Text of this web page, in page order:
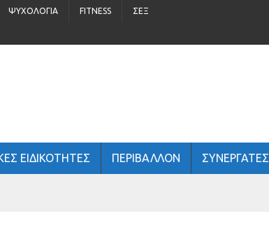
ΨΥΧΟΛΟΓΊΑ FITNESS ΣΈΞ
ΕΙΔΙΚΟΤΗΤΕΣ ΠΕΡΙΒΆΛΛΟΝ ΣΥΝΕΡΓΑΤΕΣ